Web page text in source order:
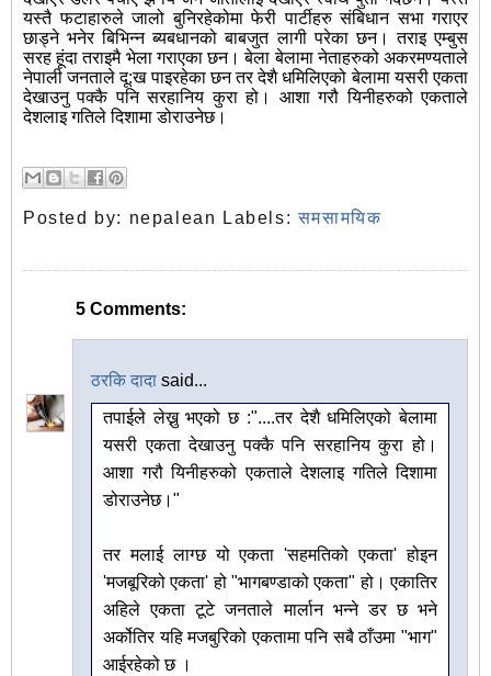
यस्तै फटाहारुले जालो बुनिरहेकोमा फेरी पार्टीहरु संबिधान सभा गराएर
छाड्ने भनेर बिभिन्न ब्यबधानको बाबजुत लागी परेका छन। तराइ एम्बुस
सरह हूंदा तराइमै भेला गराएका छन। बेला बेलामा नेताहरुको अकरमण्यताले
नेपाली जनताले दू:ख पाइरहेका छन तर देशै धमिलिएको बेलामा यसरी एकता
देखाउनु पक्कै पनि सरहानिय कुरा हो। आशा गरौ यिनीहरुको एकताले
देशलाइ गतिले दिशामा डोराउनेछ।
Posted by: nepalean Labels:समसामयिक
5 Comments:
ठरकि दादा said...
तपाईले लेख्नु भएको छ :"....तर देशै धमिलिएको बेलामा
यसरी एकता देखाउनु पक्कै पनि सरहानिय कुरा हो।
आशा गरौ यिनीहरुको एकताले देशलाइ गतिले दिशामा
डोराउनेछ।"
तर मलाई लाग्छ यो एकता 'सहमतिको एकता' होइन
'मजबूरिको एकता' हो "भागबण्डाको एकता" हो। एकातिर
अहिले एकता टूटे जनताले मार्लान भन्ने डर छ भने
अर्कोतिर यहि मजबुरिको एकतामा पनि सबै ठाँउमा "भाग"
आईरहेको छ ।